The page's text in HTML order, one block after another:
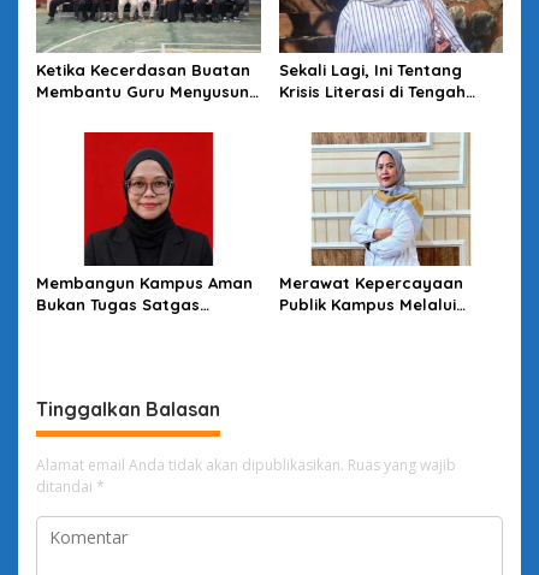
Ketika Kecerdasan Buatan
Membantu Guru Menyusun
Sekali Lagi, Ini Tentang
Krisis Literasi di Tengah
Membangun Kampus Aman
Bukan Tugas Satgas
Merawat Kepercayaan
Publik Kampus Melalui
Tinggalkan Balasan
Alamat email Anda tidak akan dipublikasikan. Ruas yang wajib
ditandai *